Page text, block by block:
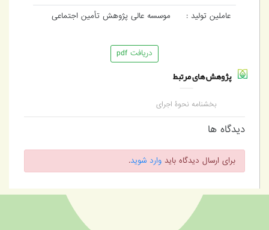
عاملین تولید :
موسسه عالی پژوهش تأمین اجتماعی
دریافت pdf
پژوهش های مرتبط
بخشنامه نحوۀ اجرای
ماده 66 قانون تأمین
دیدگاه ها
برای ارسال دیدگاه بایدوارد شوید.